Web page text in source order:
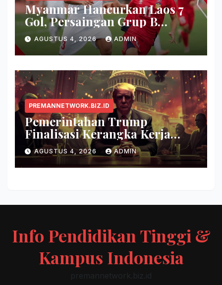
Myanmar Hancurkan Laos 7
Gol, Persaingan Grup B
Memanas!
AGUSTUS 4, 2026 ADMIN
PREMANNETWORK.BIZ.ID
Pemerintahan Trump
Finalisasi Kerangka Kerja
Evaluasi Model AI Baru
AGUSTUS 4, 2026 ADMIN
Info Pendidikan Tinggi &
Kampus Indonesia
premannetwork.biz.id